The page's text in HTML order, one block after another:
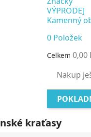
VÝPRODEJ
Kamenný
0 Položek
Celkem 0,00
Nakup
kraťasy